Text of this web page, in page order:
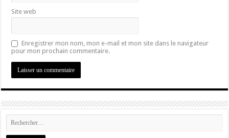
Site web
Enregistrer mon nom, mon e-mail et mon site dans le navigateur
pour mon prochain commentaire.